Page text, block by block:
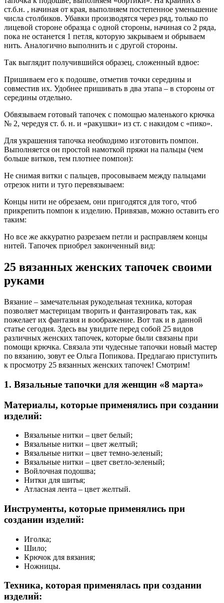
ст.б.н. , начиная от края, выполняем постепенное уменьшение
числа столбиков. Убавки производятся через ряд, только по
лицевой стороне образца с одной стороны, начиная со 2 ряда,
пока не останется 1 петля, которую закрываем и обрываем
нить. Аналогично выполнить и с другой стороны.
Так выглядит получившийся образец, сложенный вдвое:
Пришиваем его к подошве, отметив точки середины и
совместив их. Удобнее пришивать в два этапа – в стороны от
середины отдельно.
Обвязываем готовый тапочек с помощью маленького крючка
№ 2, чередуя ст. б. н. и «ракушки» из ст. с накидом с «пико».
Для украшения тапочка необходимо изготовить помпон.
Выполняется он простой намоткой пряжи на пальцы (чем
больше витков, тем плотнее помпон):
Не снимая витки с пальцев, просовываем между пальцами
отрезок нити и туго перевязываем:
Концы нити не обрезаем, они пригодятся для того, чтоб
прикрепить помпон к изделию. Привязав, можно оставить его
таким:
Но все же аккуратно разрезаем петли и расправляем концы
нитей. Тапочек приобрел законченный вид:
25 вязанных женских тапочек своими
руками
Вязание – замечательная рукодельная техника, которая
позволяет мастерицам творить и фантазировать так, как
пожелает их фантазия и воображение. Вот так и в данной
статье сегодня. Здесь вы увидите перед собой 25 видов
различных женских тапочек, которые были связаны при
помощи крючка. Связала эти чудесные тапочки новый мастер
по вязанию, зовут ее Ольга Попикова. Предлагаю приступить
к просмотру 25 вязанных женских тапочек! Смотрим!
1. Вязальные тапочки для женщин «8 марта»
Материалы, которые применялись при создании
изделий:
Вязальные нитки – цвет белый;
Вязальные нитки – цвет желтый;
Вязальные нитки – цвет темно-зеленый;
Вязальные нитки – цвет светло-зеленый;
Войлочная подошва;
Нитки для шитья;
Атласная лента – цвет желтый.
Инструменты, которые применялись при
создании изделий:
Иголка;
Шило;
Крючок для вязания;
Ножницы.
Техника, которая применялась при создании
изделий: